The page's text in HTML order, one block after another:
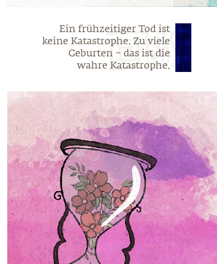
Ein frühzeitiger Tod ist
keine Katastrophe. Zu viele
Geburten – das ist die
wahre Katastrophe.